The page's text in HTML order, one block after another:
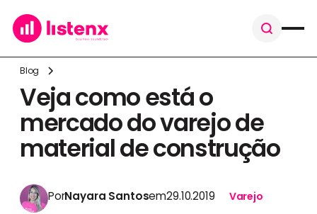
Blog
Veja como está o
mercado do varejo de
material de construção
PorNayara Santosem29.10.2019 Varejo